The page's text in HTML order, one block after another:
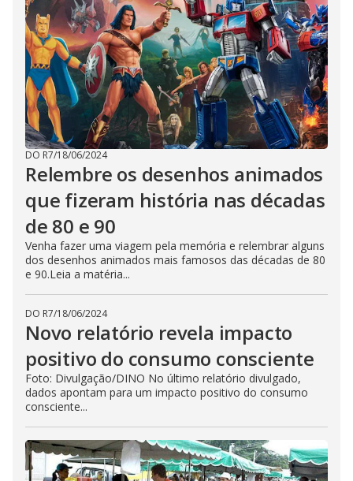
DO R7/18/06/2024
Relembre os desenhos animados
que fizeram história nas décadas
de 80 e 90
Venha fazer uma viagem pela memória e relembrar alguns
dos desenhos animados mais famosos das décadas de 80
e 90.Leia a matéria...
DO R7/18/06/2024
Novo relatório revela impacto
positivo do consumo consciente
Foto: Divulgação/DINO No último relatório divulgado,
dados apontam para um impacto positivo do consumo
consciente...